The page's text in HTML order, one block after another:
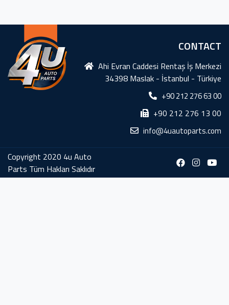
CONTACT
Ahi Evran Caddesi Rentaş İş Merkezi
34398 Maslak - İstanbul - Türkiye
+90 212 276 63 00
+90 212 276 13 00
info@4uautoparts.com
Copyright 2020 4u Auto
Parts Tüm Hakları Saklıdır